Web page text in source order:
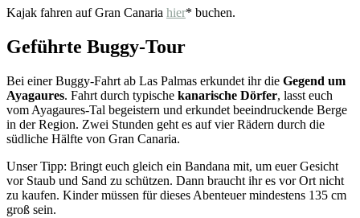
Kajak fahren auf Gran Canaria hier* buchen.
Geführte Buggy-Tour
Bei einer Buggy-Fahrt ab Las Palmas erkundet ihr die Gegend um
Ayagaures. Fahrt durch typische kanarische Dörfer, lasst euch
vom Ayagaures-Tal begeistern und erkundet beeindruckende Berge
in der Region. Zwei Stunden geht es auf vier Rädern durch die
südliche Hälfte von Gran Canaria.
Unser Tipp: Bringt euch gleich ein Bandana mit, um euer Gesicht
vor Staub und Sand zu schützen. Dann braucht ihr es vor Ort nicht
zu kaufen. Kinder müssen für dieses Abenteuer mindestens 135 cm
groß sein.